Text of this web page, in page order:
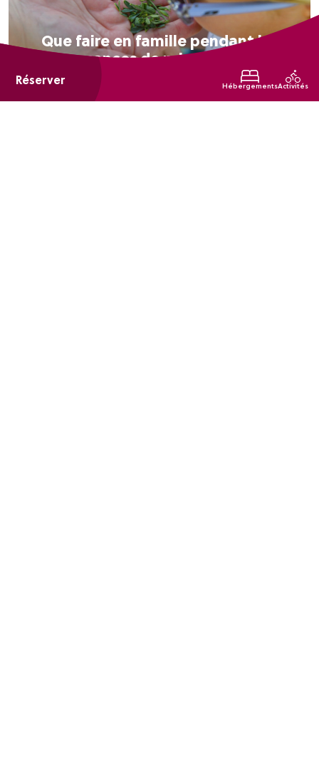
Réserver HébergementsActivités
Que faire en famille pendant les
vacances de printemps ?